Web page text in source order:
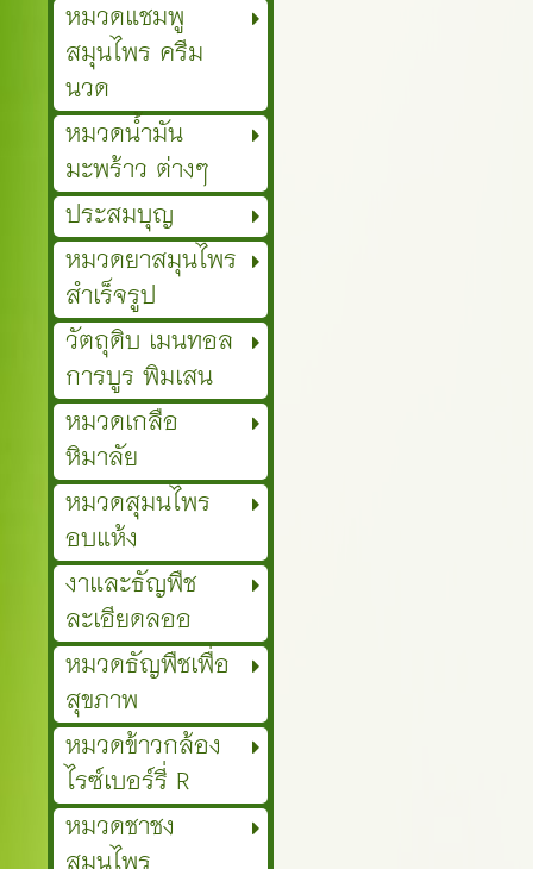
หมวดแชมพู
สมุนไพร ครีม
นวด
หมวดน้ำมัน
มะพร้าว ต่างๆ
ประสมบุญ
หมวดยาสมุนไพร
สำเร็จรูป
วัตถุดิบ เมนทอล
การบูร พิมเสน
หมวดเกลือ
หิมาลัย
หมวดสุมนไพร
อบแห้ง
งาและธัญพืช
ละเอียดลออ
หมวดธัญพืชเพื่อ
สุขภาพ
หมวดข้าวกล้อง
ไรซ์เบอร์รี่ R
หมวดชาชง